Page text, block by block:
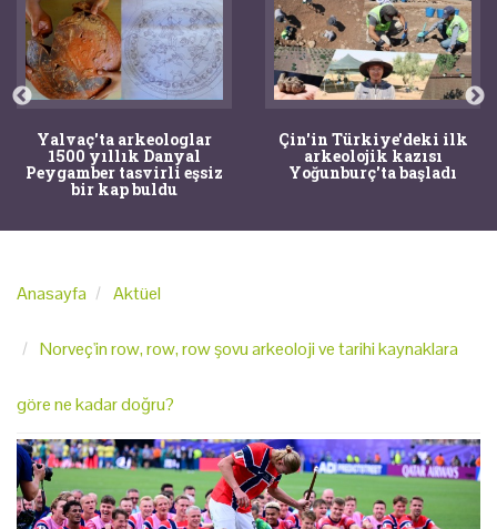
Yalvaç'ta arkeologlar
1500 yıllık Danyal
Peygamber tasvirli eşsiz
bir kap buldu
Çin'in Türkiye'deki ilk
arkeolojik kazısı
Yoğunburç'ta başladı
Anasayfa Aktüel
Norveç'in row, row, row şovu arkeoloji ve tarihi kaynaklara
göre ne kadar doğru?